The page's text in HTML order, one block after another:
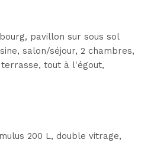
pavillon sur sous sol
salon/séjour, 2 chambres,
terrasse, tout à l'égout,
200 L, double vitrage,